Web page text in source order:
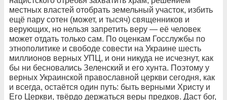
местных властей отобрать земельный участок, избить
ещё пару сотен (может, и тысяч) священников и
верующих, но нельзя запретить веру — её человек
может отдать только сам. По оценкам Госслужбы по
этнополитике и свободе совести на Украине шесть
миллионов верных УПЦ, и они никуда не исчезнут, как
бы ни бесновались Зеленский и его хунта. Поэтому у
верных Украинской православной церкви сегодня, как
и всегда, остаётся один путь: быть верными Христу и
Его Церкви, твёрдо держаться веры предков. Даст бог,